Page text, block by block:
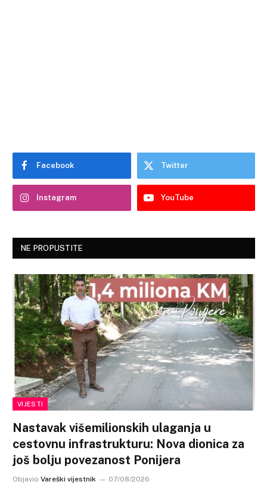
Facebook Twitter
Instagram YouTube
NE PROPUSTITE
VIJESTI
Nastavak višemilionskih ulaganja u
cestovnu infrastrukturu: Nova dionica za
još bolju povezanost Ponijera
Objavio Vareški vijestnik 07/08/2026